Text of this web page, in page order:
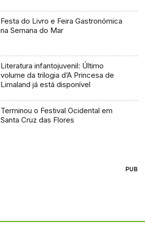
Festa do Livro e Feira Gastronómica
na Semana do Mar
Literatura infantojuvenil: Último
volume da trilogia d’A Princesa de
Limaland já está disponível
Terminou o Festival Ocidental em
Santa Cruz das Flores
PUB